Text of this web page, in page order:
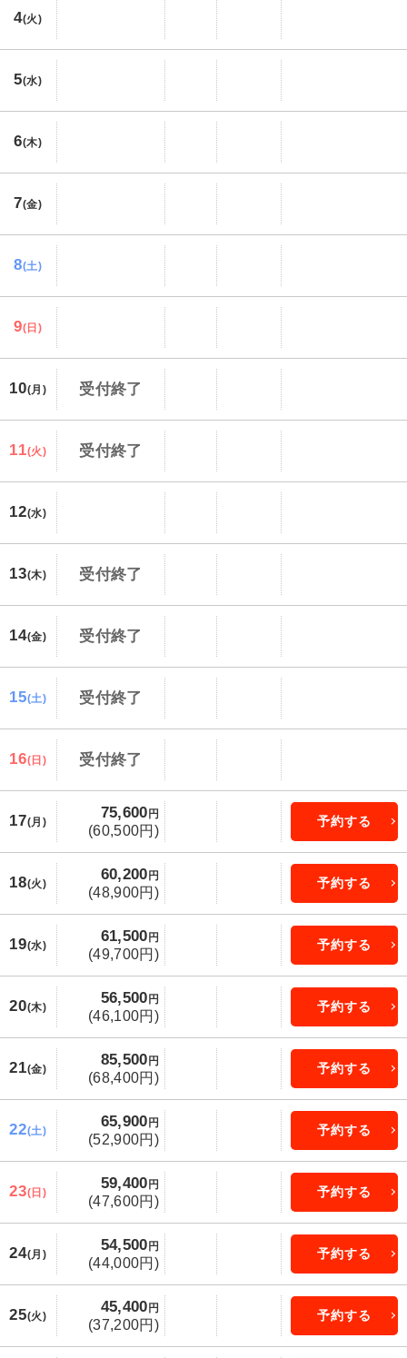
4(火)
5(水)
6(木)
7(金)
8(土)
9(日)
10(月) 受付終了
11(火) 受付終了
12(水)
13(木) 受付終了
14(金) 受付終了
15(土) 受付終了
16(日) 受付終了
17(月)
75,600 円
(60,500円)
予約する
18(火)
60,200 円
(48,900円)
予約する
19(水)
61,500 円
(49,700円)
予約する
20(木)
56,500 円
(46,100円)
予約する
21(金)
85,500 円
(68,400円)
予約する
22(土)
65,900 円
(52,900円)
予約する
23(日)
59,400 円
(47,600円)
予約する
24(月)
54,500 円
(44,000円)
予約する
25(火)
45,400 円
(37,200円)
予約する